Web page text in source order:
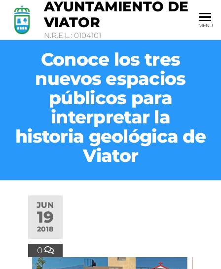
AYUNTAMIENTO DE
VIATOR
N.R.E.L.: 0104101
MENÚ
Conoce los tres
nuevos espacios
públicos para
interpretar la
historia geológica de
Viator
JUN
19
2018
0